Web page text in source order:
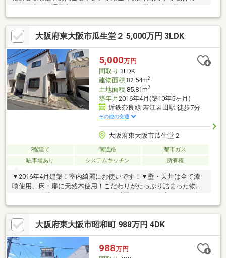
2ヶ所あり・スーパー近くお買い物でも便利・駅近でお出かけや通
勤・通学にも便利♪◆見るだけ大歓迎◆接客対応品質に自信があ
り◆夜間早朝もお気軽にご連絡ください！◆無料送迎可「購入す
るか分からないけど見るだけ見たい」「他社の物件もまとめて見
てみたい」等 ご購入をご検討中のお客様にとって、より良い条件
でご購入頂く為に精一杯サポート致します不動産の事なら何でも
お気軽にご相談下さい！
大阪府東大阪市瓜生堂２ 5,000万円 3LDK
5,000万円
間取り 3LDK
建物面積82.54m2
土地面積85.81m2
築年月 2016年4月(築10年5ヶ月)
近鉄奈良線 若江岩田駅 徒歩7分
その他の交通
大阪府東大阪市瓜生堂２
2階建て 南道路
都市ガス
駐車場あり
システムキッチン 所有権
▼2016年4月建築！室内綺麗にお使いです！▼壁・天井は全て漆
喰使用、床・扉に天然木使用！こだわりがたっぷり詰まった物件
です！▼後片付けをお任せできる食洗機付き！▼全室エアコン設
置済み！初期費用を抑えることが可能！（霧ヶ峰2016年製）
▼WIC有り！洋服好きの方も安心の収納力！▼近鉄奈良線「若江
岩田」駅 徒歩約7分！▼玉美小学校まで徒歩約1分！お子様の通
学も安心！▼周辺環境サンディ東大阪瓜生堂店 約198mコノミヤ
若江岩田店 約251mローソンストア100若江岩田店 約351mファ
ミリーマート若江岩田駅店 約540mサンドラッグ若江岩田店 約
大阪府東大阪市昭和町 988万円 4DK
988万円